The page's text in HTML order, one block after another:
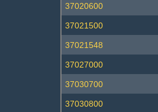
37020600
37021500
37021548
37027000
37030700
37030800